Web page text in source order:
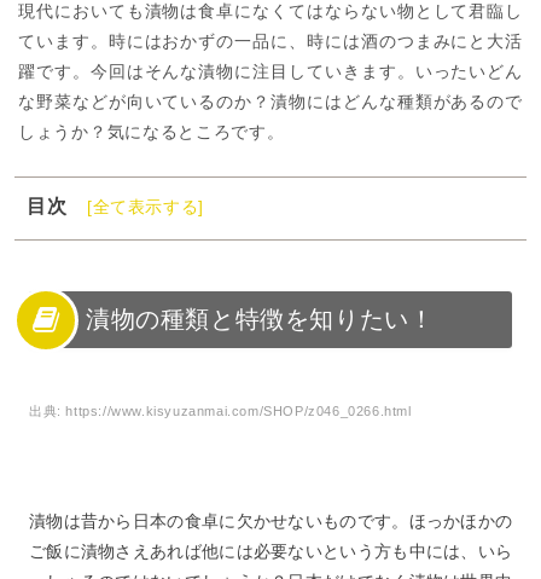
現代においても漬物は食卓になくてはならない物として君臨し
ています。時にはおかずの一品に、時には酒のつまみにと大活
躍です。今回はそんな漬物に注目していきます。いったいどん
な野菜などが向いているのか？漬物にはどんな種類があるので
しょうか？気になるところです。
目次
[全て表示する]
1
漬物の種類と特徴を知りたい！
3
漬物の種類を一覧で紹介！
4
漬物を自宅で楽しむ簡単な作り方
漬物の種類と特徴を知りたい！
出典:https://www.kisyuzanmai.com/SHOP/z046_0266.html
漬物は昔から日本の食卓に欠かせないものです。ほっかほかの
ご飯に漬物さえあれば他には必要ないという方も中には、いら